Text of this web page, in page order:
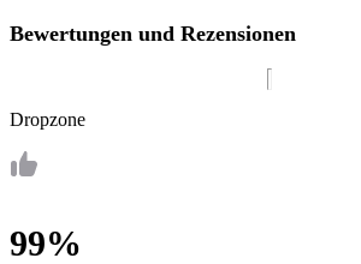
Bewertungen und Rezensionen
Dropzone
99%